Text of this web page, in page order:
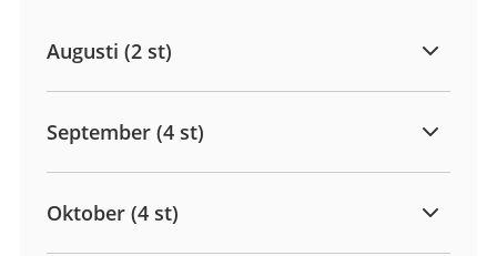
Augusti (2 st)
September (4 st)
Oktober (4 st)